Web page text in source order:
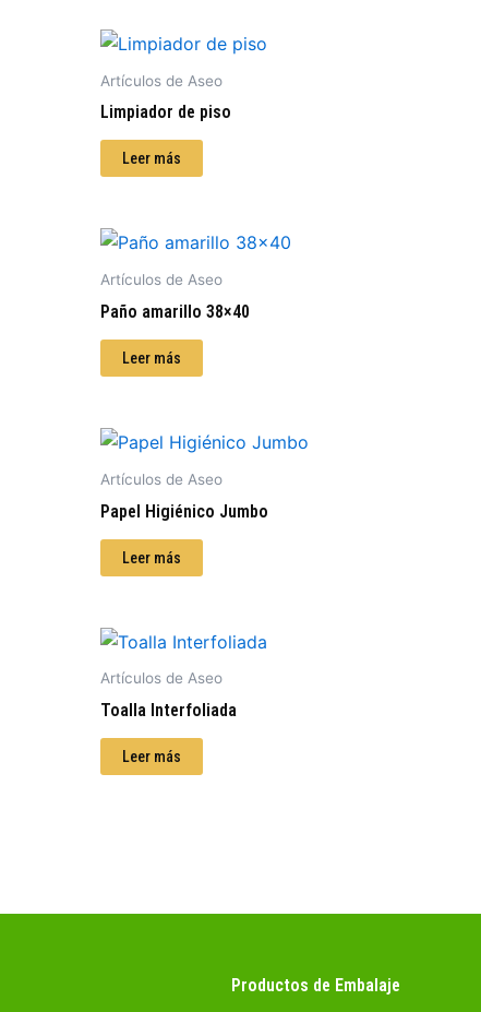
Artículos de Aseo
Limpiador de piso
Leer más
Artículos de Aseo
Paño amarillo 38×40
Leer más
Artículos de Aseo
Papel Higiénico Jumbo
Leer más
Artículos de Aseo
Toalla Interfoliada
Leer más
Productos de Embalaje